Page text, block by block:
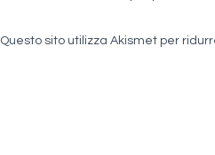
Questo sito utilizza Akismet per